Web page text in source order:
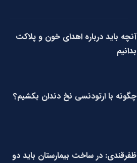
آنچه باید درباره اهدای خون و پلاکت
بدانیم
چگونه با ارتودنسی نخ دندان بکشیم؟
ظفرقندی: در ساخت بیمارستان باید دو